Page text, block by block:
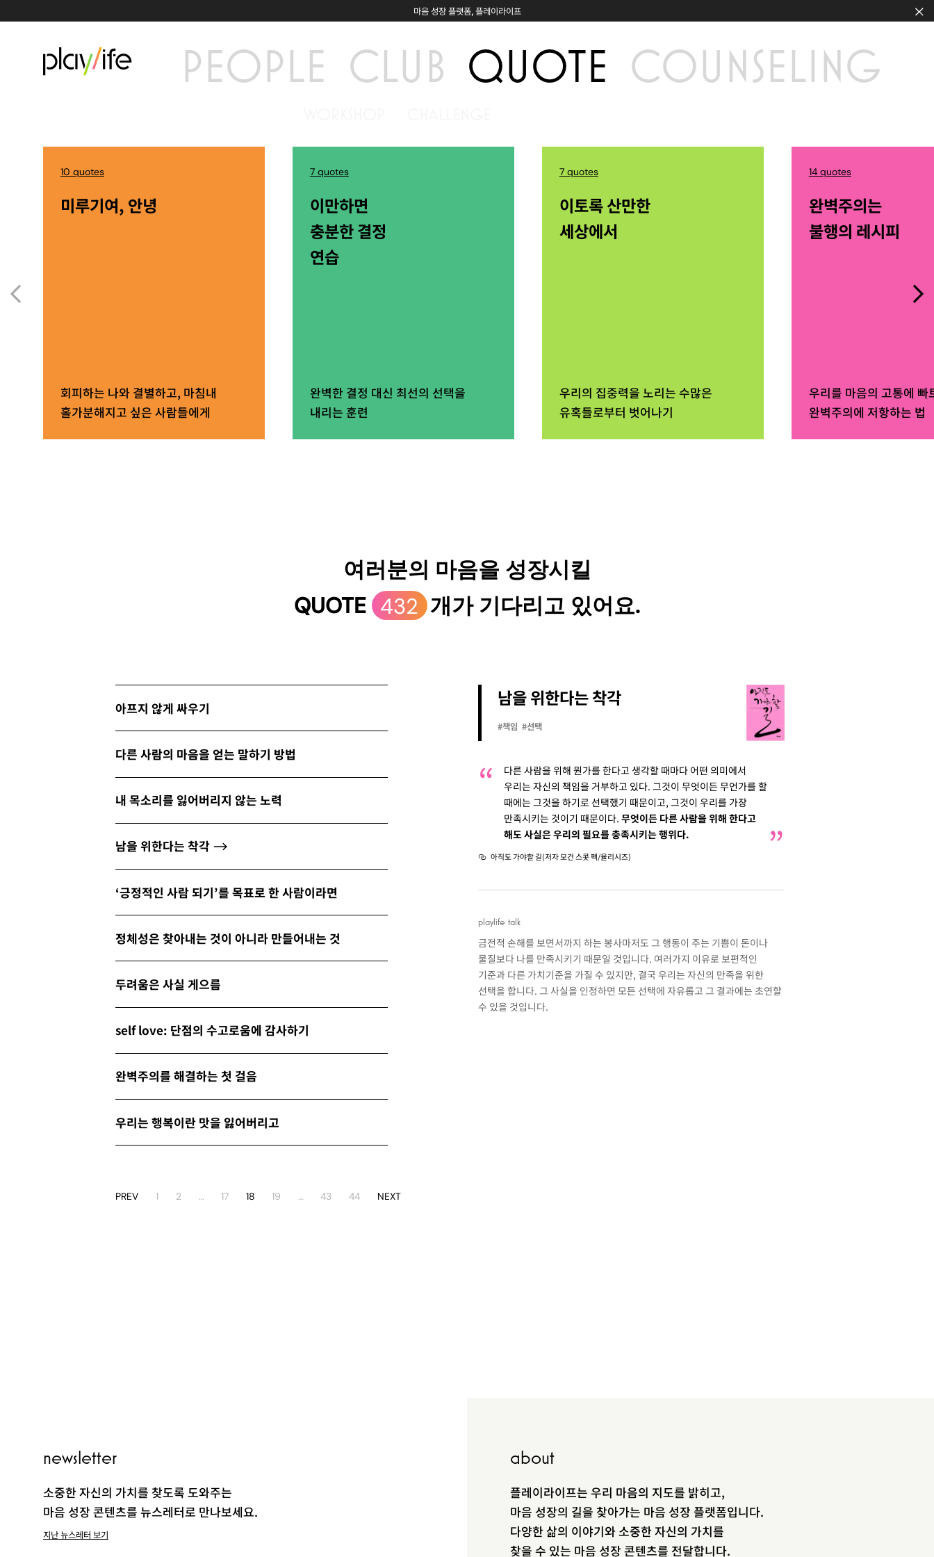
마음 성장 플랫폼, 플레이라이프
PEOPLE CLUB QUOTE COUNSELING
PEOPLE
CLUB
newsletter
소중한 자신의 가치를 찾도록 도와주는
10 quotes
미루기여, 안녕
회피하는 나와 결별하고, 마침내
홀가분해지고 싶은 사람들에게
7 quotes
이만하면
충분한 결정
연습
완벽한 결정 대신 최선의 선택을
내리는 훈련
7 quotes
이토록 산만한
세상에서
우리의 집중력을 노리는 수많은
유혹들로부터 벗어나기
14 quotes
완벽주의는
불행의 레시피
우리를 마음의 고통에 빠
완벽주의에 저항하는 법
여러분의 마음을 성장시킬
QUOTE 432 개가 기다리고 있어요.
아프지 않게 싸우기
다른 사람의 마음을 얻는 말하기 방법
내 목소리를 잃어버리지 않는 노력
남을 위한다는 착각
‘긍정적인 사람 되기’를 목표로 한 사람이라면
정체성은 찾아내는 것이 아니라 만들어내는 것
두려움은 사실 게으름
self love: 단점의 수고로움에 감사하기
완벽주의를 해결하는 첫 걸음
우리는 행복이란 맛을 잃어버리고
남을 위한다는 착각
#책임 #선택
다른 사람을 위해 뭔가를 한다고 생각할 때마다 어떤 의미에서
우리는 자신의 책임을 거부하고 있다. 그것이 무엇이든 무언가를 할
때에는 그것을 하기로 선택했기 때문이고, 그것이 우리를 가장
만족시키는 것이기 때문이다. 무엇이든 다른 사람을 위해 한다고
해도 사실은 우리의 필요를 충족시키는 행위다.
아직도 가야할 길(저자 모건 스콧 펙/율리시즈)
playlife talk
금전적 손해를 보면서까지 하는 봉사마저도 그 행동이 주는 기쁨이 돈이나
물질보다 나를 만족시키기 때문일 것입니다. 여러가지 이유로 보편적인
기준과 다른 가치기준을 가질 수 있지만, 결국 우리는 자신의 만족을 위한
선택을 합니다. 그 사실을 인정하면 모든 선택에 자유롭고 그 결과에는 초연할
수 있을 것입니다.
PREV 1 2 … 17 18 19 … 43 44 NEXT
newsletter
소중한 자신의 가치를 찾도록 도와주는
마음 성장 콘텐츠를 뉴스레터로 만나보세요.
지난 뉴스레터 보기
about
플레이라이프는 우리 마음의 지도를 밝히고,
마음 성장의 길을 찾아가는 마음 성장 플랫폼입니다.
다양한 삶의 이야기와 소중한 자신의 가치를
찾을 수 있는 마음 성장 콘텐츠를 전달합니다.